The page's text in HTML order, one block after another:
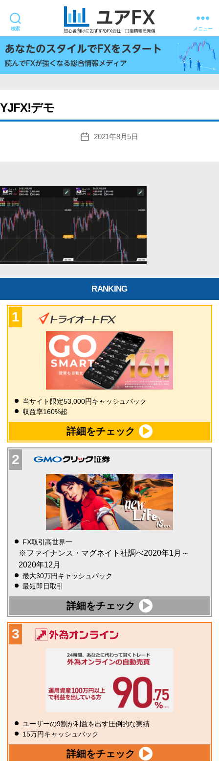
検索
ユ
ア
FX
メニュー
YJFX!デモ
投
2021年8月5日
RANKING
当サイト限定53,000円キャッシュバック
収益率160%超
詳細をチェック
FX取引高世界一
※ファイナンス・マグネイト社調べ2020年1月～
2020年12月
最大30万円キャッシュバック
最短即日取引
詳細をチェック
ユーザーの9割が利益を出す圧倒的な実績
15万円キャッシュバック
詳細をチェック